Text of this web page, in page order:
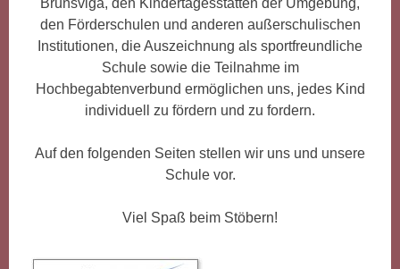
Brunsviga, den Kindertagesstätten der Umgebung,
den Förderschulen und anderen außerschulischen
Institutionen, die Auszeichnung als sportfreundliche
Schule sowie die Teilnahme im
Hochbegabtenverbund ermöglichen uns, jedes Kind
individuell zu fördern und zu fordern.
Auf den folgenden Seiten stellen wir uns und unsere
Schule vor.
Viel Spaß beim Stöbern!